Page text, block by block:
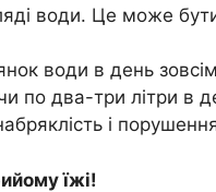
води. Це може
води в день
по два-три літри в
і
їжі!